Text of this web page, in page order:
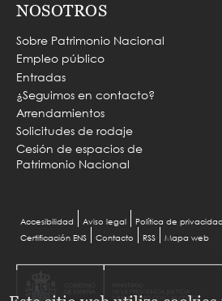
NOSOTROS
Sobre Patrimonio Nacional
Empleo público
Entradas
¿Seguimos en contacto?
Arrendamientos
Solicitudes de rodaje
Cesión de espacios de
Patrimonio Nacional
Menu
Accesibilidad Aviso legal Política de privacidad
Certificación ENS
Contacto RSS Mapa web